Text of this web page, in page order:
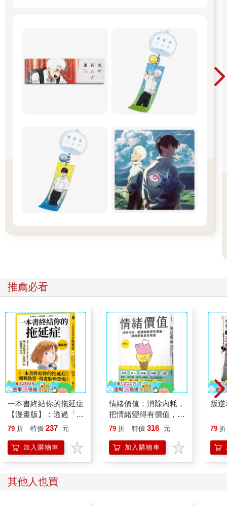
推薦必看
一本書終結你的拖延症
【漫畫版】：透過「小
行動」打開大腦的行動
「行動派」的37個科
學方法
79 折 特價 237 元
加入購物車
情緒價值：消除內耗，
把情緒變得有價值，跟
誰都能自在相處
79 折 特價 316 元
加入購物車
叛逆
79 折
其他人也買